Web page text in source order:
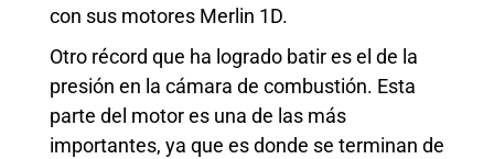
con sus motores Merlin 1D.
Otro récord que ha logrado batir es el de la
presión en la cámara de combustión. Esta
parte del motor es una de las más
importantes, ya que es donde se terminan de